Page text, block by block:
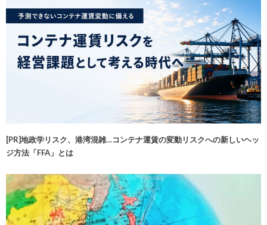
[PR]地政学リスク、港湾混雑…コンテナ運賃の変動リスクへの新しいヘッ
ジ方法「FFA」とは